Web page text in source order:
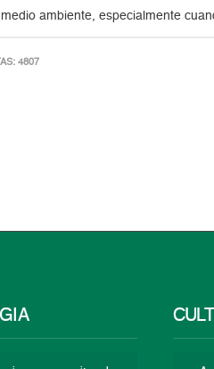
ambiente, especialmente
4807